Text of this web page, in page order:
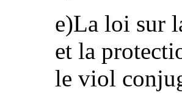
e)La loi sur
et la
le viol